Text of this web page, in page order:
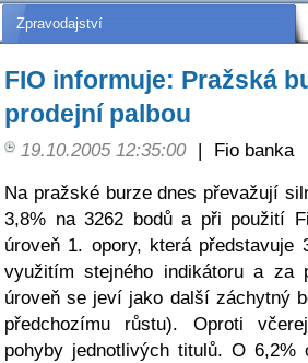
Zpravodajství
FIO informuje: Pražská
prodejní palbou
19.10.2005 12:35:00 |
Fio banka
Na pražské burze dnes převažují
3,8% na 3262 bodů a při použití
úroveň 1. opory, která představuje
využitím stejného indikátoru a za
úroveň se jeví jako další záchytný
předchozímu růstu). Oproti
pohyby jednotlivých titulů. O